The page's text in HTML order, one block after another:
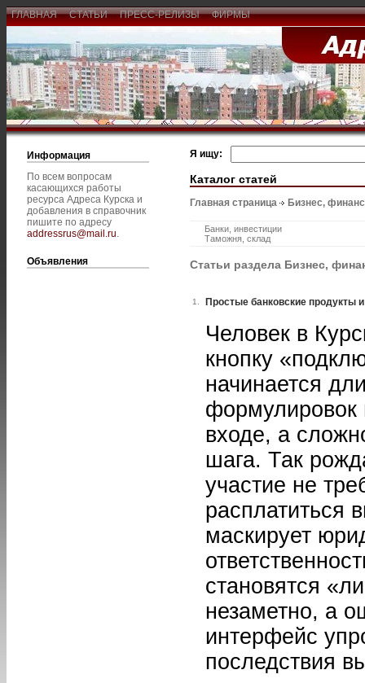
ГЛАВНАЯ СТАТЬИ ПРЕСС-РЕЛИЗЫ ФИРМЫ
Информация
По всем вопросам
касающихся работы
ресурса Адреса Курска и
добавления в справочник
пишите по адресу
addressrus@mail.ru.
Объявления
Я ищу:
Каталог статей
Главная страница Бизнес,
Банки, инвестиции
Таможня, склад
Статьи раздела Бизнес,
1. Простые банковские продукты
Человек в
кнопку
начинается
формулировок
входе, а
шага. Так
участие не
расплатиться
маскирует
становятся
незаметно, а
интерфейс
последствия